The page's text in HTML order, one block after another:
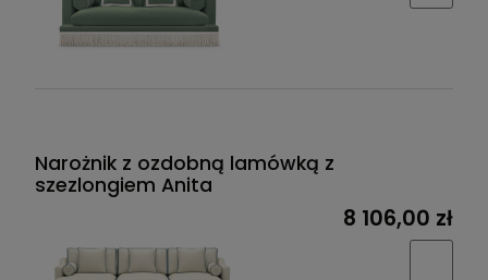
Narożnik z ozdobną lamówką z
szezlongiem Anita
8 106,00 zł